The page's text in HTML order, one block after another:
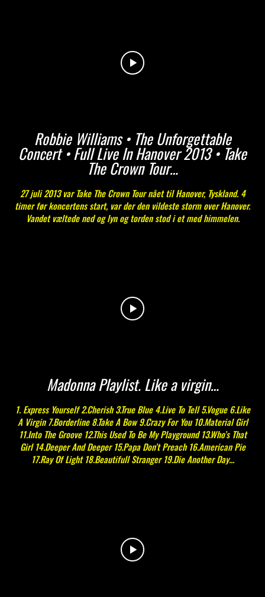
Robbie Williams • The Unforgettable
Concert • Full Live In Hanover 2013 • Take
The Crown Tour…
27 juli 2013 var Take The Crown Tour nået til Hanover, Tyskland. 4
timer før koncertens start, var der den vildeste storm over Hanover.
Vandet væltede ned og lyn og torden stod i et med himmelen.
Madonna Playlist. Like a virgin…
1. Express Yourself 2.Cherish 3.True Blue 4.Live To Tell 5.Vogue 6.Like
A Virgin 7.Borderline 8.Take A Bow 9.Crazy For You 10.Material Girl
11.Into The Groove 12.This Used To Be My Playground 13.Who’s That
Girl 14.Deeper And Deeper 15.Papa Don’t Preach 16.American Pie
17.Ray Of Light 18.Beautifull Stranger 19.Die Another Day...